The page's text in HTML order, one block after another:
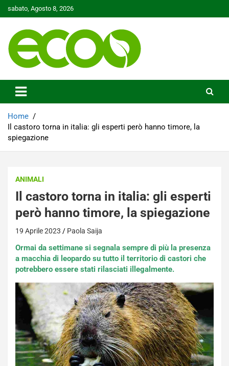
to
sabato, Agosto 8, 2026
Ecoo.it
Home
Il castoro torna in italia: gli esperti però hanno timore, la
spiegazione
ANIMALI
Il castoro torna in italia: gli esperti
però hanno timore, la spiegazione
19 Aprile 2023 Paola Saija
Ormai da settimane si segnala sempre di più la presenza
a macchia di leopardo su tutto il territorio di castori che
potrebbero essere stati rilasciati illegalmente.